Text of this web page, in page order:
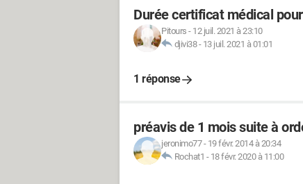
Durée certificat médical
Pitours - 12 juil. 2021 à 23:10
djivi38- 13 juil. 2021 à 01:01
1 réponse
préavis de 1 mois suite à
jeronimo77- 19 févr. 2014 à 20:34
Rochat1 - 18 févr. 2020 à 11:00